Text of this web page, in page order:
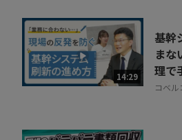
14:29
基幹
まな
理で
コベ